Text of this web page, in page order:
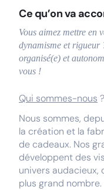
Ce qu’on va
Vous aimez mettre en
dynamisme et rigueur
organisé(e) et
vous !
Qui sommes-nous ?
Nous sommes,
la création et la
de cadeaux. Nos
développent des
univers audacieux,
plus grand nombre.